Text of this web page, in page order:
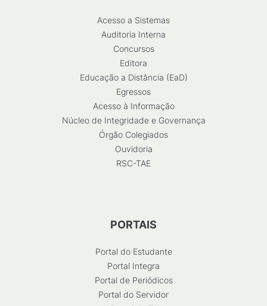
Acesso a Sistemas
Auditoria Interna
Concursos
Editora
Educação a Distância (EaD)
Egressos
Acesso à Informação
Núcleo de Integridade e Governança
Órgão Colegiados
Ouvidoria
RSC-TAE
PORTAIS
Portal do Estudante
Portal Integra
Portal de Periódicos
Portal do Servidor